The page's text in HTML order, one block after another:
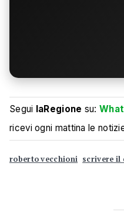
Segui laRegione su:
ricevi ogni mattina le
roberto vecchioni scrivere il